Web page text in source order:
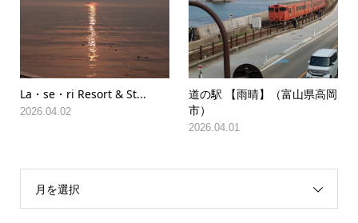
La・se・ri Resort & St...
2026.04.02
道の駅 【雨晴】（富山県高岡
市）
2026.04.01
月を選択